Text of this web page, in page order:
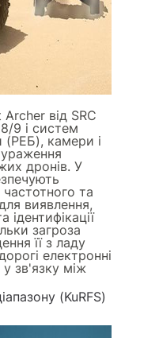
від SRC
9 і систем
(РЕБ), камери і
дронів. У
та
виявлення,
ідентифікації
загроза
її з ладу
електронні
зв'язку між
(KuRFS)